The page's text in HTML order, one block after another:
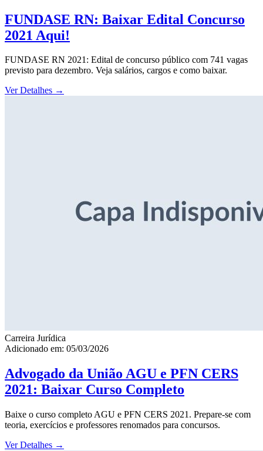
FUNDASE RN: Baixar Edital Concurso
2021 Aqui!
FUNDASE RN 2021: Edital de concurso público com 741 vagas
previsto para dezembro. Veja salários, cargos e como baixar.
Ver Detalhes →
Carreira Jurídica
Adicionado em: 05/03/2026
Advogado da União AGU e PFN CERS
2021: Baixar Curso Completo
Baixe o curso completo AGU e PFN CERS 2021. Prepare-se com
teoria, exercícios e professores renomados para concursos.
Ver Detalhes →